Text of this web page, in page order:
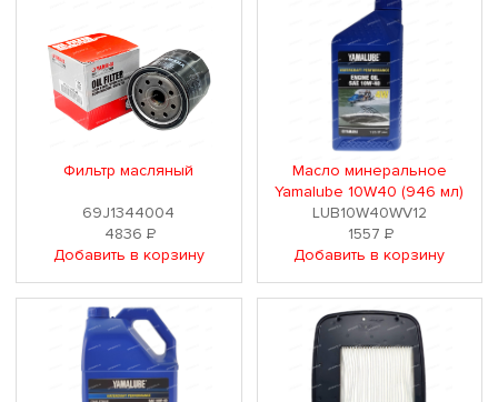
Фильтр масляный
69J1344004
4836 Р
Добавить в корзину
Масло минеральное
Yamalube 10W40 (946 мл)
LUB10W40WV12
1557 Р
Добавить в корзину